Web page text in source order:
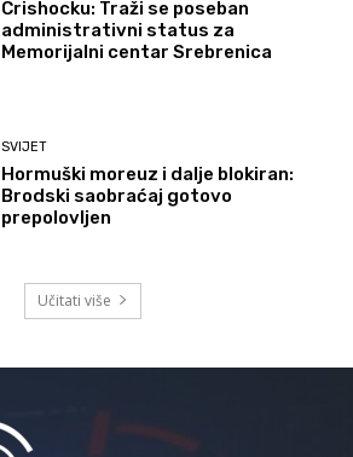
Crishocku: Traži se poseban
administrativni status za
Memorijalni centar Srebrenica
SVIJET
Hormuški moreuz i dalje blokiran:
Brodski saobraćaj gotovo
prepolovljen
Učitati više